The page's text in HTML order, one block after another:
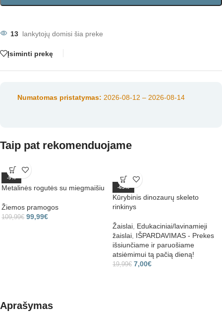
13 lankytojų domisi šia preke
Įsiminti prekę
Numatomas pristatymas: 2026-08-12 – 2026-08-14
Taip pat rekomenduojame
-9%
Metalinės rogutės su miegmaišiu
Žiemos pramogos
109,99€ 99,99€
-65%
Kūrybinis dinozaurų skeleto
rinkinys
Žaislai Edukaciniai/lavinamieji
žaislai IŠPARDAVIMAS - Prekes
išsiunčiame ir paruošiame
atsiėmimui tą pačią dieną!
19,99€ 7,00€
Aprašymas